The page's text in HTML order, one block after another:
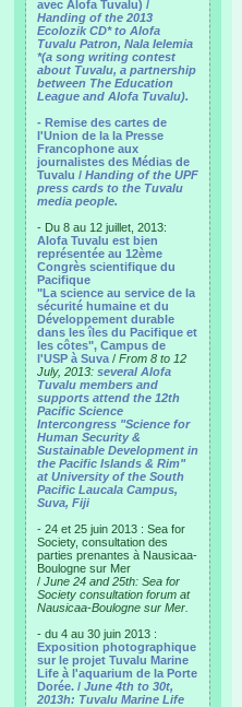
avec Alofa Tuvalu) /
Handing of the 2013
Ecolozik CD* to Alofa
Tuvalu Patron, Nala Ielemia
*(a song writing contest
about Tuvalu, a partnership
between The Education
League and Alofa Tuvalu).
- Remise des cartes de
l'Union de la la Presse
Francophone aux
journalistes des Médias de
Tuvalu / Handing of the UPF
press cards to the Tuvalu
media people.
- Du 8 au 12 juillet, 2013:
Alofa Tuvalu est bien
représentée au 12ème
Congrès scientifique du
Pacifique
"La science au service de la
sécurité humaine et du
Développement durable
dans les îles du Pacifique et
les côtes", Campus de
l'USP à Suva / From 8 to 12
July, 2013: several Alofa
Tuvalu members and
supports attend the 12th
Pacific Science
Intercongress "Science for
Human Security &
Sustainable Development in
the Pacific Islands & Rim"
at University of the South
Pacific Laucala Campus,
Suva, Fiji
- 24 et 25 juin 2013 : Sea for
Society, consultation des
parties prenantes à Nausicaa-
Boulogne sur Mer
/ June 24 and 25th: Sea for
Society consultation forum at
Nausicaa-Boulogne sur Mer.
- du 4 au 30 juin 2013 :
Exposition photographique
sur le projet Tuvalu Marine
Life à l'aquarium de la Porte
Dorée. / June 4th to 30t,
2013h: Tuvalu Marine Life